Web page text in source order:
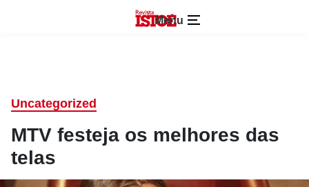
Menu
Uncategorized
MTV festeja os melhores das
telas